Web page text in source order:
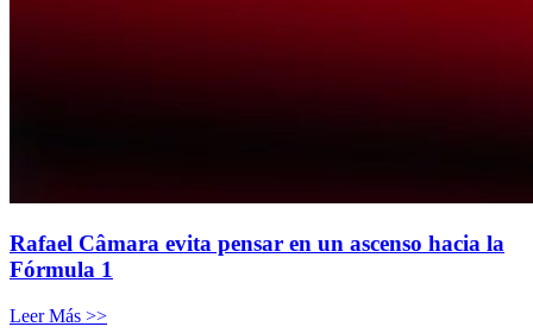
Rafael Câmara evita pensar en un ascenso hacia la
Fórmula 1
Leer Más >>